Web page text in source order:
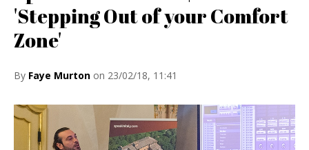
'Stepping Out of your Comfort
Zone'
By Faye Murton on 23/02/18, 11:41